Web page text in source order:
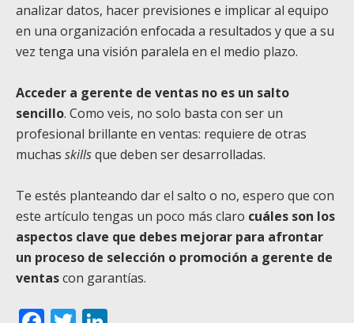
analizar datos, hacer previsiones e implicar al equipo
en una organización enfocada a resultados y que a su
vez tenga una visión paralela en el medio plazo.
Acceder a gerente de ventas no es un salto
sencillo. Como veis, no solo basta con ser un
profesional brillante en ventas: requiere de otras
muchas skillsque deben ser desarrolladas.
Te estés planteando dar el salto o no, espero que con
este artículo tengas un poco más claro cuáles son los
aspectos clave que debes mejorar para afrontar
un proceso de selección o promoción a gerente de
ventascon garantías.